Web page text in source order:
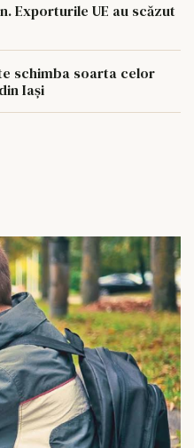
Exporturile UE au scăzut
schimba soarta celor
Iași